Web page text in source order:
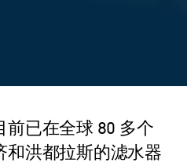
前已在全球 80 多个
和洪都拉斯的滤水器